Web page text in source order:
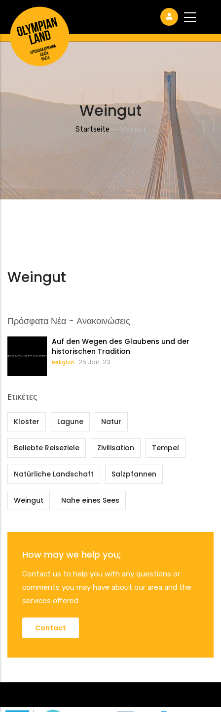
Weingut
Pfadnavigation
Startseite - - Weingut
Weingut
Πρόσφατα Νέα - Ανακοινώσεις
Auf den Wegen des Glaubens und der
historischen Tradition
Religion 25 Jan. 23
Eτικέτες
Kloster Lagune Natur
Beliebte Reiseziele Zivilisation Tempel
Natürliche Landschaft Salzpfannen
Weingut Nahe eines Sees
How may we help you;
Contact us to help you with any questions or
comments you may have about our area and the
services offered
Contact